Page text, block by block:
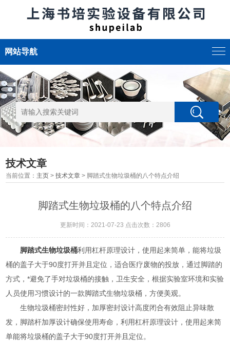
网站导航
技术文章
当前位置： 主页 >技术文章 > 脚踏式生物垃圾桶的八个特点介绍
脚踏式生物垃圾桶的八个特点介绍
更新时间：2021-07-23 点击次数：2806
脚踏式生物垃圾桶利用杠杆原理设计，使用起来简单，能将垃圾
桶的盖子大于90度打开并且定位，适合医疗废物的投放，通过脚踏的
方式，*避免了手对垃圾桶的接触，卫生安全，根据实验室环境和实验
人员使用习惯设计的一款脚踏式生物垃圾桶，方便美观。
生物垃圾桶密封性好，加厚密封设计高度闭合有效阻止异味散
发，脚踏杆加厚设计确保使用寿命，利用杠杆原理设计，使用起来简
单能将垃圾桶的盖子大于90度打开并且定位。